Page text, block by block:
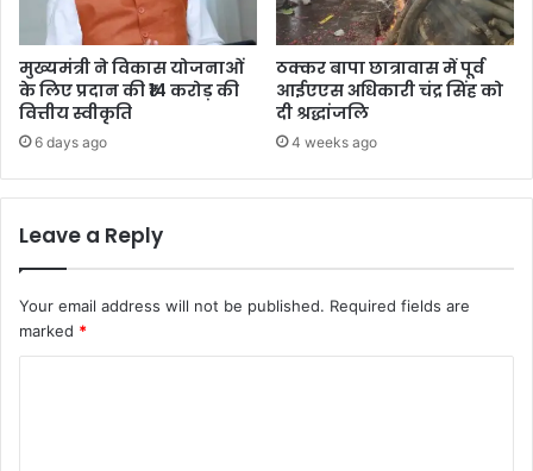
मुख्यमंत्री ने विकास योजनाओं
के लिए प्रदान की ₹14 करोड़ की
वित्तीय स्वीकृति
6 days ago
ठक्कर बापा छात्रावास में पूर्व
आईएएस अधिकारी चंद्र सिंह को
दी श्रद्धांजलि
4 weeks ago
Leave a Reply
Your email address will not be published. Required fields are
marked *